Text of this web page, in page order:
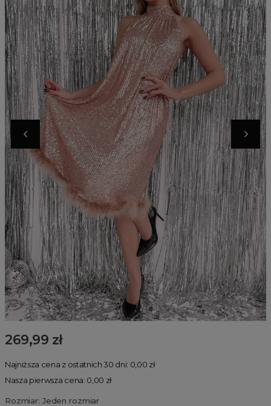
269,99 zł
Najniższa cena z ostatnich 30 dni: 0,00 zł
Nasza pierwsza cena: 0,00 zł
Rozmiar: Jeden rozmiar